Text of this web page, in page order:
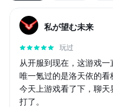
私が望む未来
玩过
从开服到现在，这游戏一
唯一氪过的是洛天依的看
今天上游戏看了下，聊
打了。